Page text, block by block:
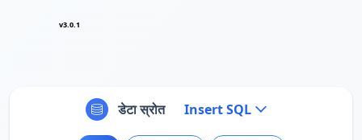
v3.0.1
डेटा स्रोत Insert SQL